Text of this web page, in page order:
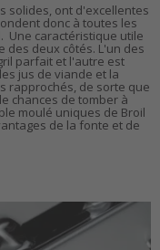
solides, ont d'excellentes
donc à toutes les
Une caractéristique utile
des deux côtés. L'un des
parfait et l'autre est
jus de viande et la
rapprochés, de sorte que
chances de tomber à
moulé uniques de Broil
de la fonte et de